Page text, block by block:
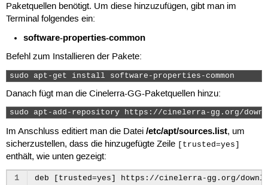
Paketquellen benötigt. Um diese hinzuzufügen, gibt man im
Terminal folgendes ein:
software-properties-common
Befehl zum Installieren der Pakete:
sudo apt-get install software-properties-common
Danach fügt man die Cinelerra-GG-Paketquellen hinzu:
sudo apt-add-repository https://cinelerra-gg.org/
Im Anschluss editiert man die Datei /etc/apt/sources.list, um
sicherzustellen, dass die hinzugefügte Zeile [trusted=yes]
enthält, wie unten gezeigt:
1